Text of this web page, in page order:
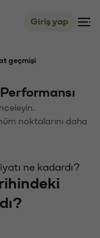
Giriş yap
geçmişi
noktalarını daha
ne kadardı?